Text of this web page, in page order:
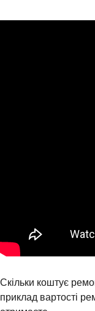
Скільки коштує
приклад вартості